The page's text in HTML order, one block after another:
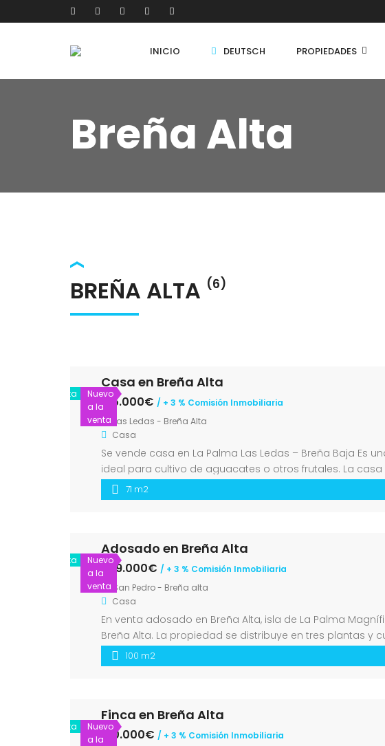
INICIO DEUTSCH PROPIEDADES
Breña Alta
BREÑA ALTA (6)
Nuevo
a la
venta
Venta
Casa en Breña Alta
175.000€ / + 3 % Comisión Inmobiliaria
Las Ledas - Breña Alta
Casa
Se vende casa en La Palma Las Ledas – Breña Baja Es
ideal para cultivo de aguacates o otros frutales. La
pública cercana para […]
71 m2
Nuevo
a la
venta
Venta
Adosado en Breña Alta
309.000€ / + 3 % Comisión Inmobiliaria
San Pedro - Breña alta
Casa
En venta adosado en Breña Alta, isla de La Palma
Breña Alta. La propiedad se distribuye en tres plantas
cocina independiente totalmente equipada, baño
100 m2
Nuevo
a la
Venta
Finca en Breña Alta
120.000€ / + 3 % Comisión Inmobiliaria